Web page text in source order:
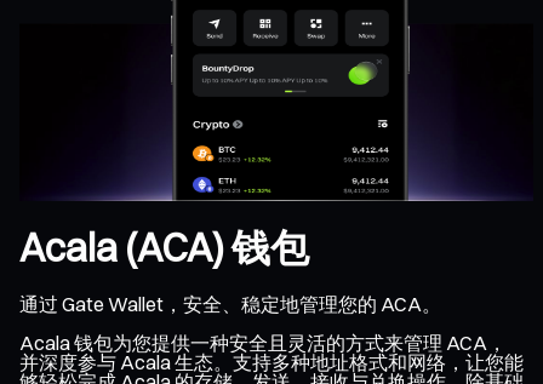
Acala (ACA) 钱包
通过 Gate Wallet，安全、稳定地管理您的 ACA。
Acala 钱包为您提供一种安全且灵活的方式来管理 ACA，
并深度参与 Acala 生态。支持多种地址格式和网络，让您能